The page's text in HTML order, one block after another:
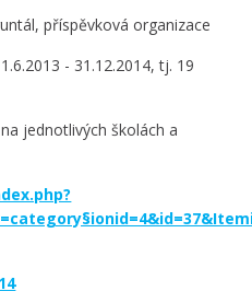
příspěvková organizace
- 31.12.2014, tj. 19
jednotlivých školách a